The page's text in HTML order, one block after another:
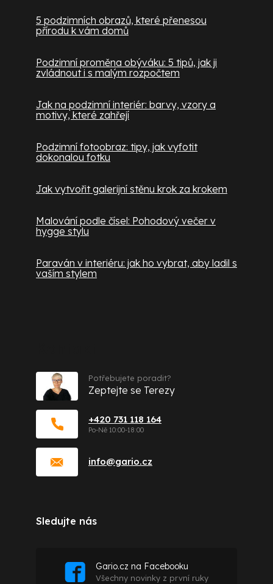
5 podzimních obrazů, které přenesou
přírodu k vám domů
Podzimní proměna obýváku: 5 tipů, jak ji
zvládnout i s malým rozpočtem
Jak na podzimní interiér: barvy, vzory a
motivy, které zahřejí
Podzimní fotoobraz: tipy, jak vyfotit
dokonalou fotku
Jak vytvořit galerijní stěnu krok za krokem
Malování podle čísel: Pohodový večer v
hygge stylu
Paraván v interiéru: jak ho vybrat, aby ladil s
vaším stylem
info@gario.cz
+420 731 118 164
Potřebujete poradit?
Zeptejte se Terezy
Sledujte nás
Gario.cz na Facebooku
Všechny novinky z první ruky